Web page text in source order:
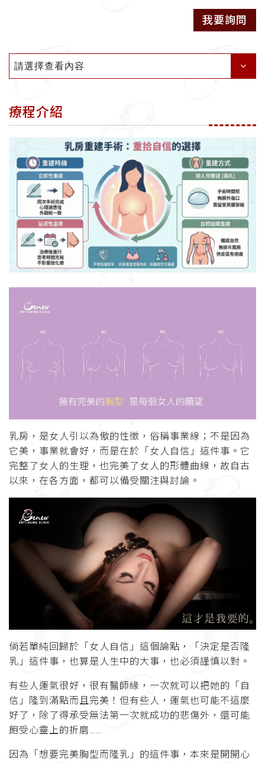
我要詢問
請選擇查看內容
療程介紹
乳房，是女人引以為傲的性徵，俗稱事業線；不是因為
它美，事業就會好，而是在於「女人自信」這件事。它
完整了女人的生理，也完美了女人的形體曲線，故自古
以來，在各方面，都可以備受關注與討論。
倘若單純回歸於「女人自信」這個論點，「決定是否隆
乳」這件事，也算是人生中的大事，也必須謹慎以對。
有些人運氣很好，很有醫師緣，一次就可以把她的「自
信」隆到滿點而且完美！但有些人，運氣也可能不這麼
好了，除了得承受無法第一次就成功的悲傷外，還可能
飽受心靈上的折磨……
因為「想要完美胸型而隆乳」的這件事，本來是開開心